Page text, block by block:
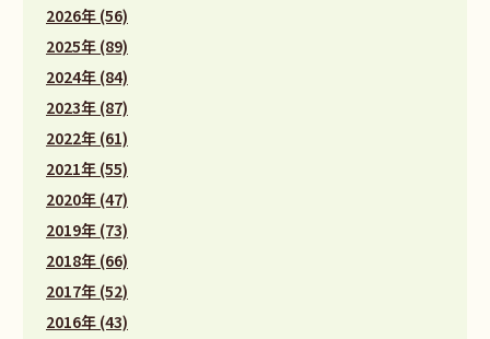
2026年 (56)
2025年 (89)
2024年 (84)
2023年 (87)
2022年 (61)
2021年 (55)
2020年 (47)
2019年 (73)
2018年 (66)
2017年 (52)
2016年 (43)